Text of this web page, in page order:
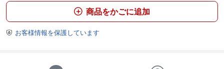
 商品をかごに追加
 お客様情報を保護しています